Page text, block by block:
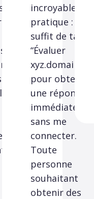
incroyablement
pratique : il me
suffit de taper
“Évaluer
xyz.domain”
pour obtenir
une réponse
immédiate
sans me
connecter.
Toute
personne
souhaitant
obtenir des